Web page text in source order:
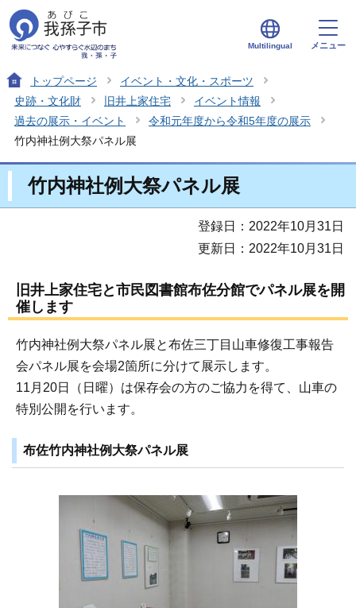
Multilingual メニュー
トップページ
イベント・文化・スポーツ
史跡・文化財
旧井上家住宅
イベント情報
過去の展示・イベント
令和元年度から令和5年度の展示
竹内神社例大祭パネル展
竹内神社例大祭パネル展
登録日：2022年10月31日
更新日：2022年10月31日
旧井上家住宅と市民図書館布佐分館でパネル展を開
催します
竹内神社例大祭パネル展と布佐三丁目山車修復工事報告
会パネル展を会場2箇所に分けて展示します。
11月20日（日曜）は保存会の方のご協力を得て、山車の
特別公開を行います。
布佐竹内神社例大祭パネル展